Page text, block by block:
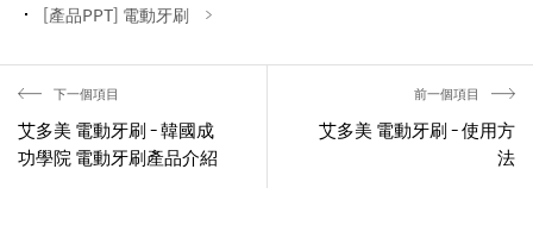
[產品PPT] 電動牙刷
下一個項目
艾多美 電動牙刷 - 韓國成
功學院 電動牙刷產品介紹
前一個項目
艾多美 電動牙刷 - 使用方
法